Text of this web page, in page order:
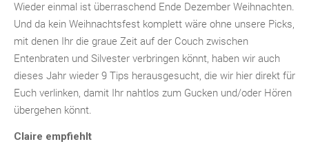
Wieder einmal ist überraschend Ende Dezember Weihnachten.
Und da kein Weihnachtsfest komplett wäre ohne unsere Picks,
mit denen Ihr die graue Zeit auf der Couch zwischen
Entenbraten und Silvester verbringen könnt, haben wir auch
dieses Jahr wieder 9 Tips herausgesucht, die wir hier direkt für
Euch verlinken, damit Ihr nahtlos zum Gucken und/oder Hören
übergehen könnt.
Claire empfiehlt